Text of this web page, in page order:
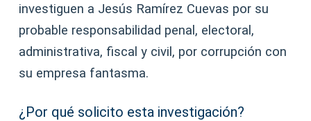
investiguen a Jesús Ramírez Cuevas por su
probable responsabilidad penal, electoral,
administrativa, fiscal y civil, por corrupción con
su empresa fantasma.
¿Por qué solicito esta investigación?